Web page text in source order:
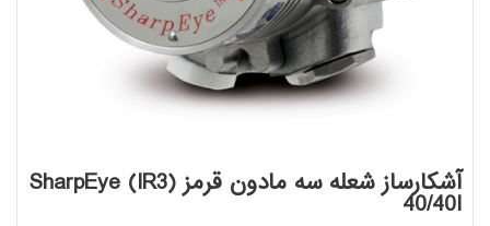
آشکارساز شعله سه مادون قرمز (IR3) SharpEye
40/40I